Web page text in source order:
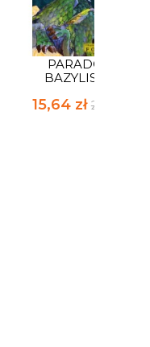
PARADOKS
BAZYLISZKA
15,64 zł 23,00 zł